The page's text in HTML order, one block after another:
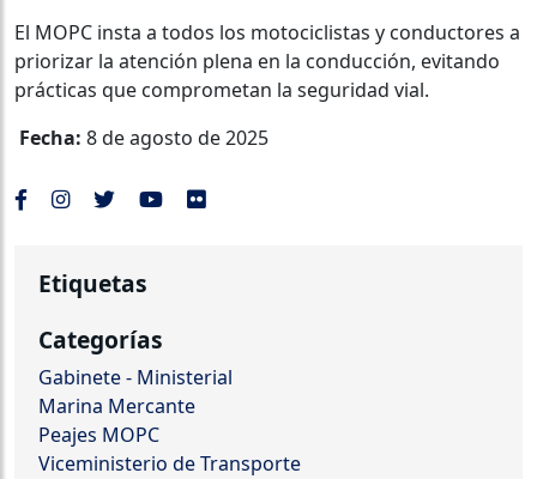
El MOPC insta a todos los motociclistas y conductores a
priorizar la atención plena en la conducción, evitando
prácticas que comprometan la seguridad vial.
Fecha: 8 de agosto de 2025
Etiquetas
Categorías
Gabinete - Ministerial
Marina Mercante
Peajes MOPC
Viceministerio de Transporte